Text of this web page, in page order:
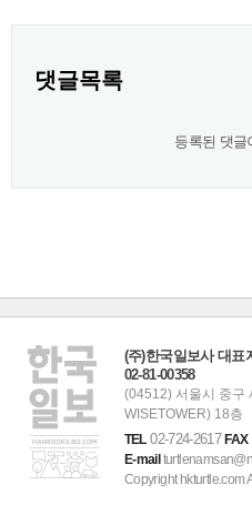
댓글목록
등록된 댓글
(주)한국일보사 대표
02-81-00358
(04512) 서울시 중구
WISETOWER) 18층
TEL02-724-2617FAX
E-mail
Copyright hkturtle.com